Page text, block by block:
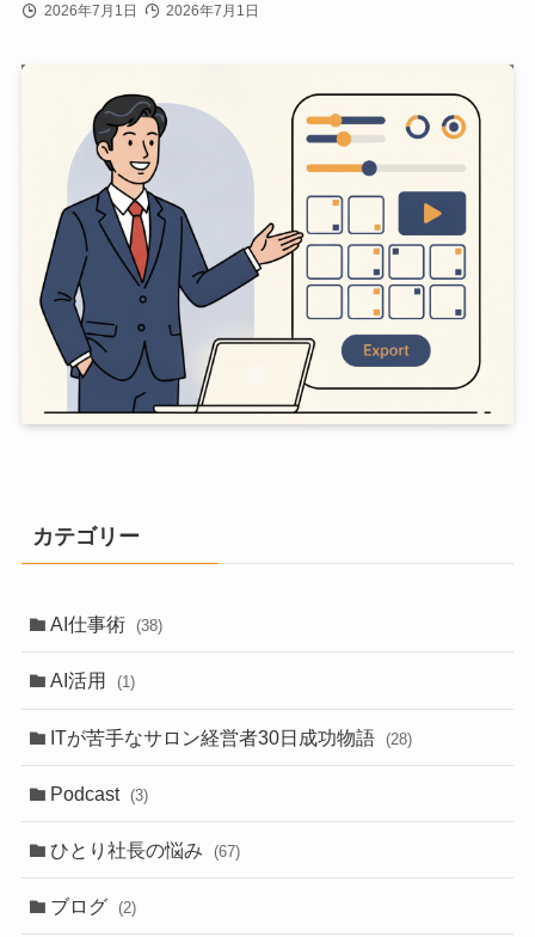
2026年7月1日 2026年7月1日
カテゴリー
AI仕事術 (38)
AI活用 (1)
ITが苦手なサロン経営者30日成功物語 (28)
Podcast (3)
ひとり社長の悩み (67)
ブログ (2)